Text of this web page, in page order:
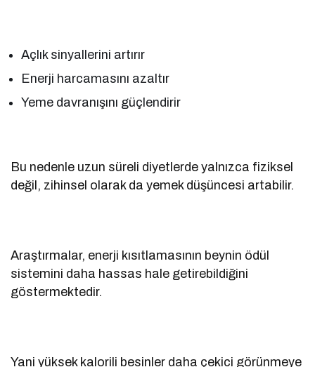
Açlık sinyallerini artırır
Enerji harcamasını azaltır
Yeme davranışını güçlendirir
Bu nedenle uzun süreli diyetlerde yalnızca fiziksel
değil, zihinsel olarak da yemek düşüncesi artabilir.
Araştırmalar, enerji kısıtlamasının beynin ödül
sistemini daha hassas hale getirebildiğini
göstermektedir.
Yani yüksek kalorili besinler daha çekici görünmeye